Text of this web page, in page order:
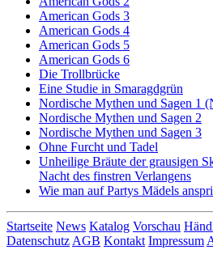
American Gods 3
American Gods 4
American Gods 5
American Gods 6
Die Trollbrücke
Eine Studie in Smaragdgrün
Nordische Mythen und Sagen 1
Nordische Mythen und Sagen 2
Nordische Mythen und Sagen 3
Ohne Furcht und Tadel
Unheilige Bräute der grausigen
Nacht des finstren Verlangens
Wie man auf Partys Mädels
Startseite News Katalog Vorschau
Datenschutz AGB Kontakt Impressum